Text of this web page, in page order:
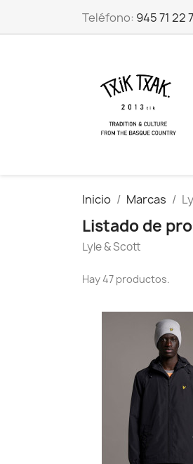
Teléfono: 945 71 22
Inicio Marcas
Listado de
Lyle & Scott
Hay 47 productos.